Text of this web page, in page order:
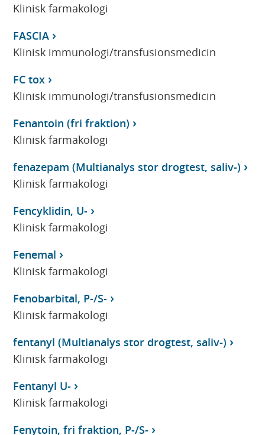
Klinisk farmakologi
FASCIA
Klinisk immunologi/transfusionsmedicin
FC tox
Klinisk immunologi/transfusionsmedicin
Fenantoin (fri fraktion)
Klinisk farmakologi
fenazepam (Multianalys stor drogtest, saliv-)
Klinisk farmakologi
Fencyklidin, U-
Klinisk farmakologi
Fenemal
Klinisk farmakologi
Fenobarbital, P-/S-
Klinisk farmakologi
fentanyl (Multianalys stor drogtest, saliv-)
Klinisk farmakologi
Fentanyl U-
Klinisk farmakologi
Fenytoin, fri fraktion, P-/S-